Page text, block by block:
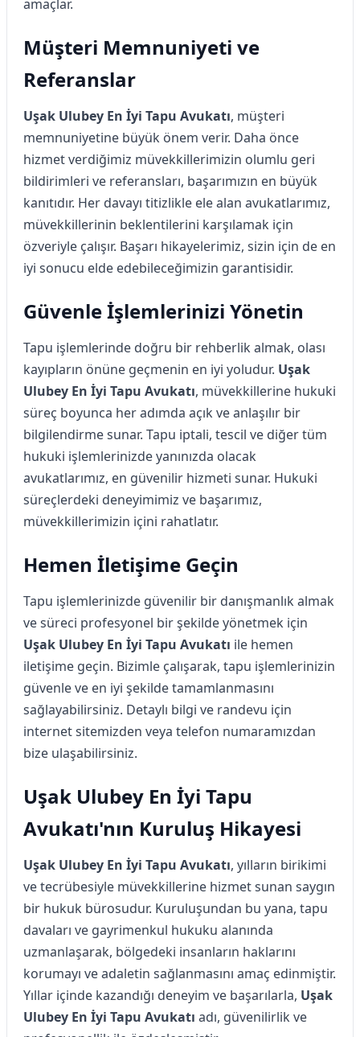
amaçlar.
Müşteri Memnuniyeti ve
Referanslar
Uşak Ulubey En İyi Tapu Avukatı, müşteri
memnuniyetine büyük önem verir. Daha önce
hizmet verdiğimiz müvekkillerimizin olumlu geri
bildirimleri ve referansları, başarımızın en büyük
kanıtıdır. Her davayı titizlikle ele alan avukatlarımız,
müvekkillerinin beklentilerini karşılamak için
özveriyle çalışır. Başarı hikayelerimiz, sizin için de en
iyi sonucu elde edebileceğimizin garantisidir.
Güvenle İşlemlerinizi Yönetin
Tapu işlemlerinde doğru bir rehberlik almak, olası
kayıpların önüne geçmenin en iyi yoludur. Uşak
Ulubey En İyi Tapu Avukatı, müvekkillerine hukuki
süreç boyunca her adımda açık ve anlaşılır bir
bilgilendirme sunar. Tapu iptali, tescil ve diğer tüm
hukuki işlemlerinizde yanınızda olacak
avukatlarımız, en güvenilir hizmeti sunar. Hukuki
süreçlerdeki deneyimimiz ve başarımız,
müvekkillerimizin içini rahatlatır.
Hemen İletişime Geçin
Tapu işlemlerinizde güvenilir bir danışmanlık almak
ve süreci profesyonel bir şekilde yönetmek için
Uşak Ulubey En İyi Tapu Avukatı ile hemen
iletişime geçin. Bizimle çalışarak, tapu işlemlerinizin
güvenle ve en iyi şekilde tamamlanmasını
sağlayabilirsiniz. Detaylı bilgi ve randevu için
internet sitemizden veya telefon numaramızdan
bize ulaşabilirsiniz.
Uşak Ulubey En İyi Tapu
Avukatı'nın Kuruluş Hikayesi
Uşak Ulubey En İyi Tapu Avukatı, yılların birikimi
ve tecrübesiyle müvekkillerine hizmet sunan saygın
bir hukuk bürosudur. Kuruluşundan bu yana, tapu
davaları ve gayrimenkul hukuku alanında
uzmanlaşarak, bölgedeki insanların haklarını
korumayı ve adaletin sağlanmasını amaç edinmiştir.
Yıllar içinde kazandığı deneyim ve başarılarla, Uşak
Ulubey En İyi Tapu Avukatı adı, güvenilirlik ve